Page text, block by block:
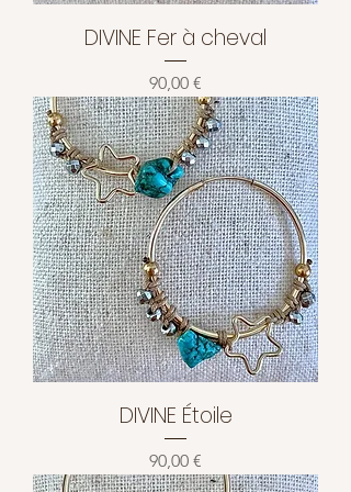
DIVINE Fer à cheval
Prix
90,00 €
DIVINE Étoile
Prix
90,00 €